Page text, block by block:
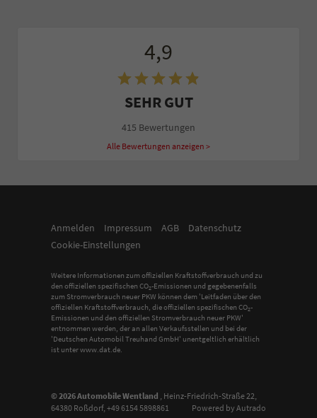
4,9
SEHR GUT
415 Bewertungen
Alle Bewertungen anzeigen >
Anmelden Impressum AGB
Datenschutz
Cookie-Einstellungen
Weitere Informationen zum offiziellen Kraftstoffverbrauch und zu
den offiziellen spezifischen CO2-Emissionen und gegebenenfalls
zum Stromverbrauch neuer PKW können dem 'Leitfaden über den
offiziellen Kraftstoffverbrauch, die offiziellen spezifischen CO2-
Emissionen und den offiziellen Stromverbrauch neuer PKW'
entnommen werden, der an allen Verkaufsstellen und bei der
'Deutschen Automobil Treuhand GmbH' unentgeltlich erhältlich
ist unter www.dat.de.
© 2026Automobile Wentland Heinz-Friedrich-Straße 22
64380 Roßdorf, +49 6154 5898861 Powered by Autrado